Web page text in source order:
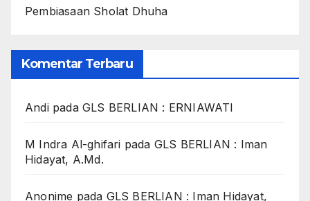
Pembiasaan Sholat Dhuha
Komentar Terbaru
AndipadaGLS BERLIAN : ERNIAWATI
M Indra Al-ghifari pada GLS BERLIAN : Iman
Hidayat, A.Md.
Anonime pada GLS BERLIAN : Iman Hidayat,